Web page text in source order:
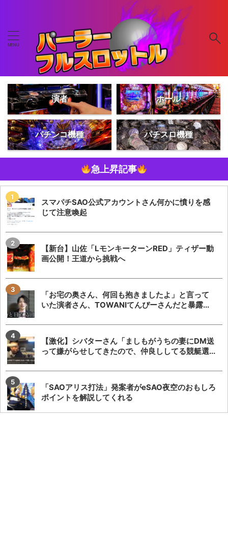
演者 ホール
パチンコ機種 パチスロ機種
急上昇記事
スマパチSAO公式アカウントさん何かに憤りを感
じて注意喚起
【新台】山佐「LモンキーターンRED」ティザー動
画公開！王道から挑戦へ
「お宅の奥さん、何回も抱きましたよ」と言って
いた演者さん、TOWANIてんぴーさんだと暴露...
【激化】シバターさん「ましもがうちの妻にDM送
って嫌がらせしてきたので、仲良ししてる競艇選...
「SAOアリス打法」発案者がeSAO夜空のおもしろ
ポイントを解説してくれる